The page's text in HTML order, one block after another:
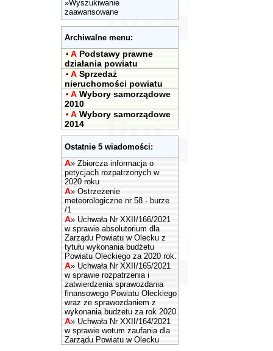
»Wyszukiwanie
zaawansowane
Archiwalne menu:
A Podstawy prawne
działania powiatu
A Sprzedaż
nieruchomości powiatu
A Wybory samorządowe
2010
A Wybory samorządowe
2014
Ostatnie 5 wiadomości:
A» Zbiorcza informacja o
petycjach rozpatrzonych w
2020 roku
A» Ostrzeżenie
meteorologiczne nr 58 - burze
/1
A» Uchwała Nr XXII/166/2021
w sprawie absolutorium dla
Zarządu Powiatu w Olecku z
tytułu wykonania budżetu
Powiatu Oleckiego za 2020 rok.
A» Uchwała Nr XXII/165/2021
w sprawie rozpatrzenia i
zatwierdzenia sprawozdania
finansowego Powiatu Oleckiego
wraz ze sprawozdaniem z
wykonania budżetu za rok 2020
A» Uchwała Nr XXII/164/2021
w sprawie wotum zaufania dla
Zarządu Powiatu w Olecku